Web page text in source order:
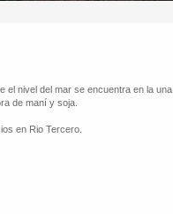
el nivel del mar se encuentra en la una
de maní y soja.
en Rio Tercero.